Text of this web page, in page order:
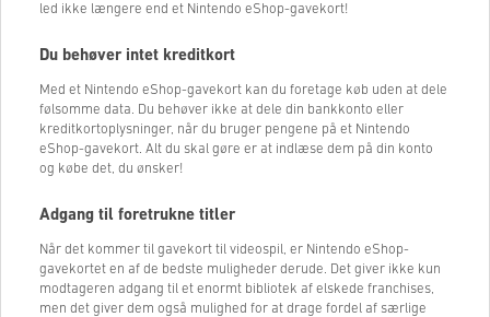
led ikke længere end et Nintendo eShop-gavekort!
Du behøver intet kreditkort
Med et Nintendo eShop-gavekort kan du foretage køb uden at dele
følsomme data. Du behøver ikke at dele din bankkonto eller
kreditkortoplysninger, når du bruger pengene på et Nintendo
eShop-gavekort. Alt du skal gøre er at indlæse dem på din konto
og købe det, du ønsker!
Adgang til foretrukne titler
Når det kommer til gavekort til videospil, er Nintendo eShop-
gavekortet en af ​​de bedste muligheder derude. Det giver ikke kun
modtageren adgang til et enormt bibliotek af elskede franchises,
men det giver dem også mulighed for at drage fordel af særlige